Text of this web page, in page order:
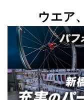
ウエア